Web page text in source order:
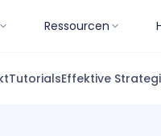
Ressourcen
TutorialsEffektive